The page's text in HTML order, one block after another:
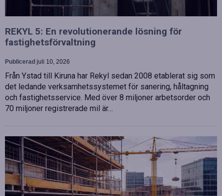
REKYL 5: En revolutionerande lösning för
fastighetsförvaltning
Publicerad juli 10, 2026
Från Ystad till Kiruna har Rekyl sedan 2008 etablerat sig som
det ledande verksamhetssystemet för sanering, håltagning
och fastighetsservice. Med över 8 miljoner arbetsorder och
70 miljoner registrerade mil är…